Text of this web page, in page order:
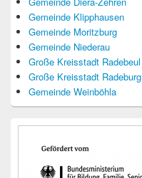
Gemeinde Klipphausen
Gemeinde Moritzburg
Gemeinde Niederau
Große Kreisstadt Radebeul
Große Kreisstadt Radeburg
Gemeinde Weinböhla